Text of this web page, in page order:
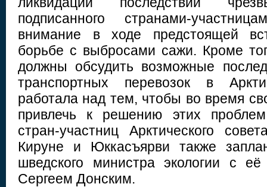
подписанного странами-
внимание в ходе предстоящей
борьбе с выбросами сажи. Кроме
должны обсудить возможные
транспортных перевозок в
работала над тем, чтобы во время
привлечь к решению этих
стран-участниц Арктического
Кируне и Юккасъярви также
шведского министра экологии с её
Сергеем Донским.